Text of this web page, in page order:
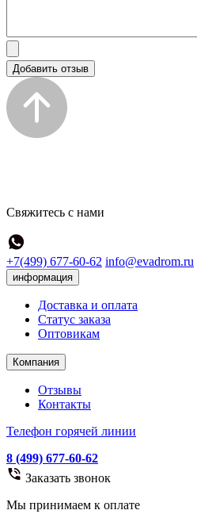
Добавить отзыв
Свяжитесь с нами
+7(499) 677-60-62 info@evadrom.ru
информация
Доставка и оплата
Статус заказа
Оптовикам
Компания
Отзывы
Контакты
Телефон горячей линии
8 (499) 677-60-62
Заказать звонок
Мы принимаем к оплате